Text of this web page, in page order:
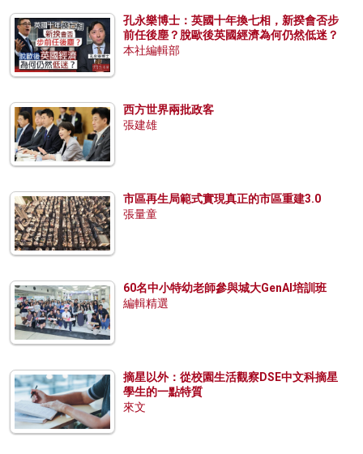
孔永樂博士：英國十年換七相，新揆會否步
前任後塵？脫歐後英國經濟為何仍然低迷？
本社編輯部
西方世界兩批政客
張建雄
市區再生局範式實現真正的市區重建3.0
張量童
60名中小特幼老師參與城大GenAI培訓班
編輯精選
摘星以外：從校園生活觀察DSE中文科摘星
學生的一點特質
來文